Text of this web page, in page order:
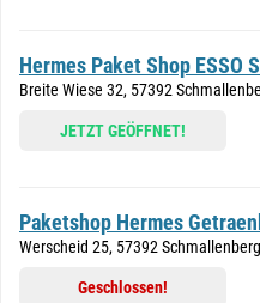
Hermes Paket Shop ESSO
Breite Wiese 32, 57392
JETZT GEÖFFNET!
Paketshop Hermes
Werscheid 25, 57392 Schmallenberg
Geschlossen!